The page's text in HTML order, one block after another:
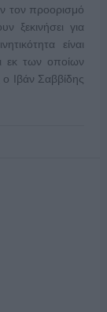
τον προορισμό
ξεκινήσει για
είναι
εκ των οποίων
Ιβάν Σαββίδης